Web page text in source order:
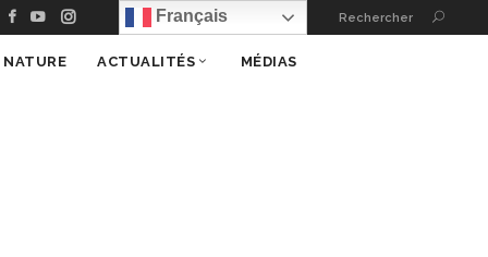
Français Rechercher
ACTUALITÉS MÉDIAS